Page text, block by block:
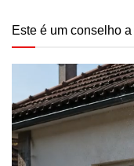
Este é um conselho